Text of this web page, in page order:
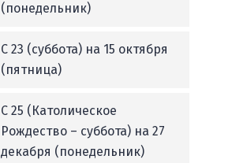
(понедельник)
С 23 (суббота) на 15 октября
(пятница)
С 25 (Католическое
Рождество – суббота) на 27
декабря (понедельник)